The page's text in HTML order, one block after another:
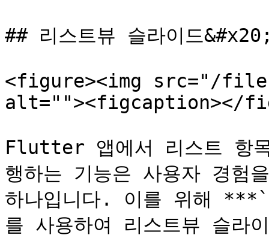
## 리스트뷰 슬라이드
<figure><img src="/
alt=""><figcaption></
Flutter 앱에서 리스트 항
행하는 기능은 사용자 경험
하나입니다. 이를 위해
를 사용하여 리스트뷰 슬라